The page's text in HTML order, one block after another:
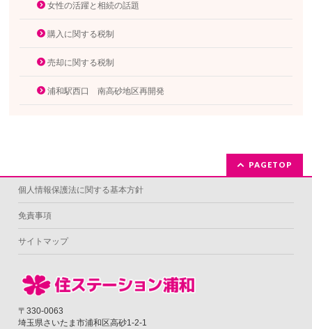
女性の活躍と相続の話題
購入に関する税制
売却に関する税制
浦和駅西口 南高砂地区再開発
PAGETOP
個人情報保護法に関する基本方針
免責事項
サイトマップ
〒330-0063
埼玉県さいたま市浦和区高砂1-2-1